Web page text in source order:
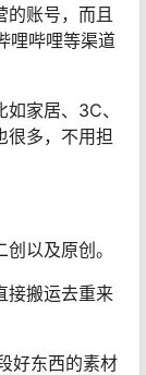
的账号，而且
哩哔哩等渠道
家居、3C、
很多，不用担
以及原创。
接搬运去重来
好东西的素材